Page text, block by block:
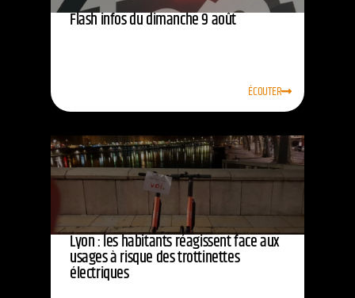
Flash infos du dimanche 9 août
ÉCOUTER
Lyon : les habitants réagissent face aux
usages à risque des trottinettes
électriques